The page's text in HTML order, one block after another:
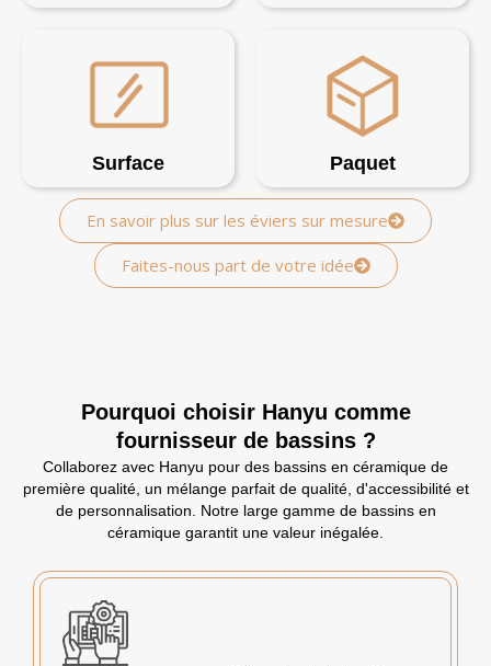
Surface Paquet
En savoir plus sur les éviers sur mesure
Faites-nous part de votre idée
Pourquoi choisir Hanyu comme
fournisseur de bassins ?
Collaborez avec Hanyu pour des bassins en céramique de
première qualité, un mélange parfait de qualité, d'accessibilité et
de personnalisation. Notre large gamme de bassins en
céramique garantit une valeur inégalée.